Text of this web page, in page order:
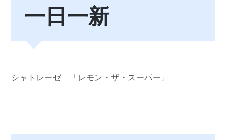
一日一新
シャトレーゼ 「レモン・ザ・スーパー」